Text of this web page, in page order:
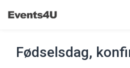
Fødselsdag,